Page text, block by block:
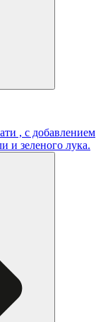
, с добавлением
и зеленого лука.